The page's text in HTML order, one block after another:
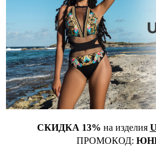
СКИДКА 13% на изделия
ПРОМОКОД: